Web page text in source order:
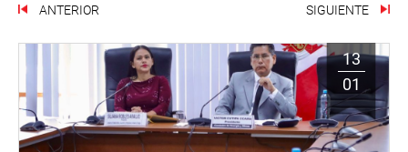
ANTERIOR SIGUIENTE
13
01